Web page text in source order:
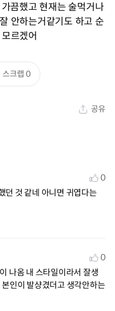
끔했고 현재는 술먹거나
안하는거같기도 하고 순
르겠어
스크랩 0
공유
0
던 것 같네 아니면 귀엽다는
0
나옴 내 스타일이라서 잘생
인이 발샹겼더고 생각안하는